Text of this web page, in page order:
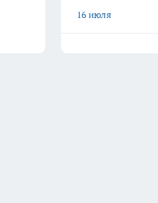
16 июля